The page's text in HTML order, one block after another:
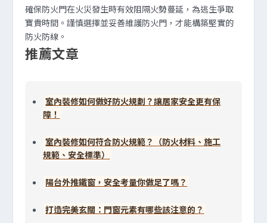
確保防火門在火災發生時有效阻隔火勢蔓延，為逃生爭取
寶貴時間。謹慎選擇並妥善維護防火門，才能構築堅實的
防火防線。
推薦文章
室內裝修如何做好防火規劃？讓居家安全更有保
障！
室內裝修如何符合防火規範？（防火材料、施工
規範、安全標準）
陽台外推鐵窗，安全考量你做足了嗎？
打造完美玄關：門窗元素有哪些該注意的？